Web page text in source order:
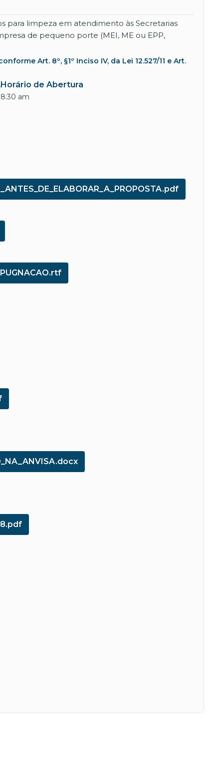
para limpeza em atendimento às Secretarias
de pequeno porte (MEI, ME ou EPP,
Art. 8º, §1º Inciso IV, da Lei 12.527/11 e Art.
Horário de Abertura
8:30 am